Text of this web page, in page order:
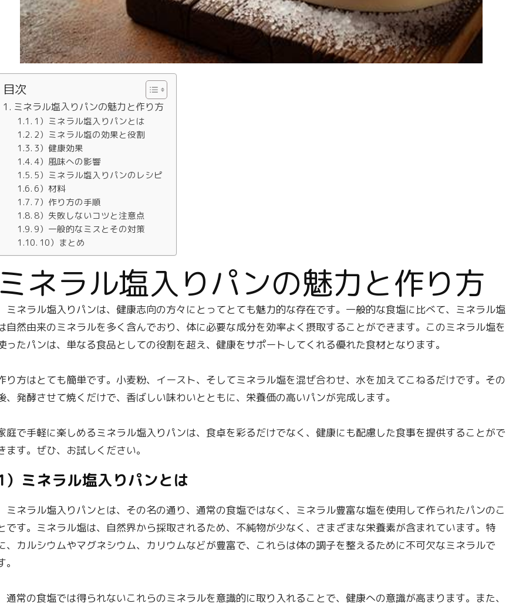
目次
ミネラル塩入りパンの魅力と作り方
1）ミネラル塩入りパンとは
2）ミネラル塩の効果と役割
3）健康効果
4）風味への影響
5）ミネラル塩入りパンのレシピ
6）材料
7）作り方の手順
8）失敗しないコツと注意点
9）一般的なミスとその対策
10）まとめ
ネラル塩入りパンの魅力と作り方
ネラル塩入りパンは、健康志向の方々にとってとても魅力的な存在です。一般的な食塩に比べて、ミネラル塩
自然由来のミネラルを多く含んでおり、体に必要な成分を効率よく摂取することができます。このミネラル塩を
ったパンは、単なる食品としての役割を超え、健康をサポートしてくれる優れた食材となります。
り方はとても簡単です。小麦粉、イースト、そしてミネラル塩を混ぜ合わせ、水を加えてこねるだけです。その
、発酵させて焼くだけで、香ばしい味わいとともに、栄養価の高いパンが完成します。
庭で手軽に楽しめるミネラル塩入りパンは、食卓を彩るだけでなく、健康にも配慮した食事を提供することがで
ます。ぜひ、お試しください。
）ミネラル塩入りパンとは
ネラル塩入りパンとは、その名の通り、通常の食塩ではなく、ミネラル豊富な塩を使用して作られたパンのこ
です。ミネラル塩は、自然界から採取されるため、不純物が少なく、さまざまな栄養素が含まれています。特
、カルシウムやマグネシウム、カリウムなどが豊富で、これらは体の調子を整えるために不可欠なミネラルで
。
常の食塩では得られないこれらのミネラルを意識的に取り入れることで、健康への意識が高まります。また、